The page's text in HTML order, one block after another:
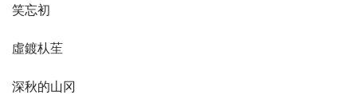
笑忘初
虛鍍朲苼
深秋的山冈